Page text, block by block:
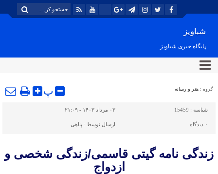
شباویز
پایگاه خبری شباویز
گروه : هنر و رسانه پ
شناسه : 15459 ۰۳ مرداد ۱۴۰۳ - ۲۱:۰۹
۰ دیدگاه ارسال توسط : پناهی
زندگی نامه گیتی قاسمی/زندگی شخصی و
ازدواج